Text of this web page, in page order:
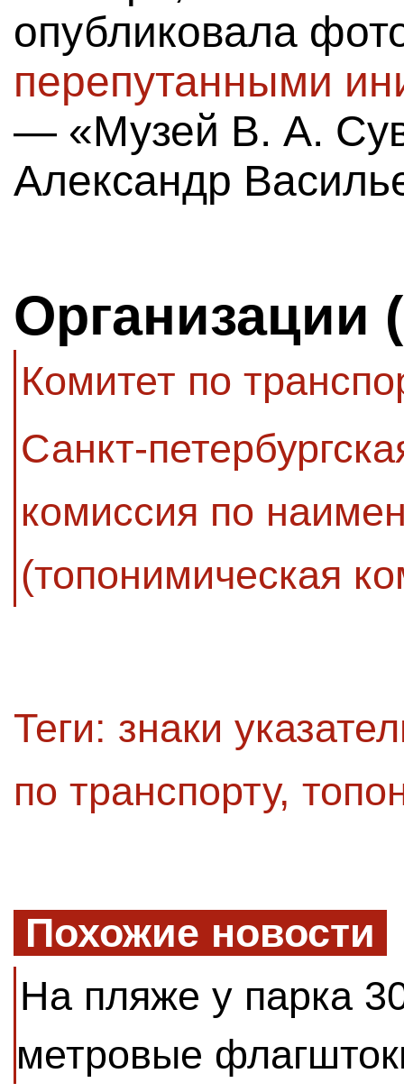
опубликовала
перепутанными
— «Музей В. А.
Александр
Организации
Комитет по
Санкт-
комиссия по
(топонимическая
Теги: знаки
по транспорту,
Похожие новости
На пляже у парка
метровые